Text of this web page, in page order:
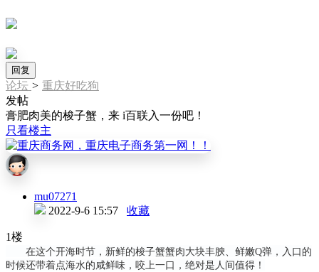
回复
论坛 > 重庆好吃狗
发帖
膏肥肉美的梭子蟹，来 i百联入一份吧！
只看楼主
mu07271
2022-9-6 15:57 收藏
1楼
在这个开海时节，新鲜的梭子蟹蟹肉大块丰腴、鲜嫩Q弹，入口的
时候还带着点海水的咸鲜味，咬上一口，绝对是人间值得！